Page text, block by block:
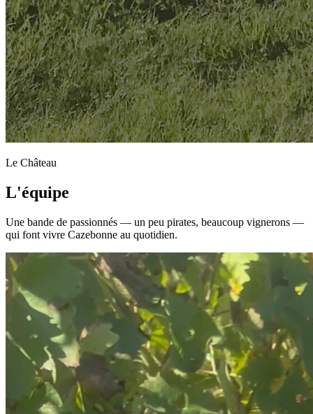
Le Château
L'équipe
Une bande de passionnés — un peu pirates, beaucoup vignerons —
qui font vivre Cazebonne au quotidien.